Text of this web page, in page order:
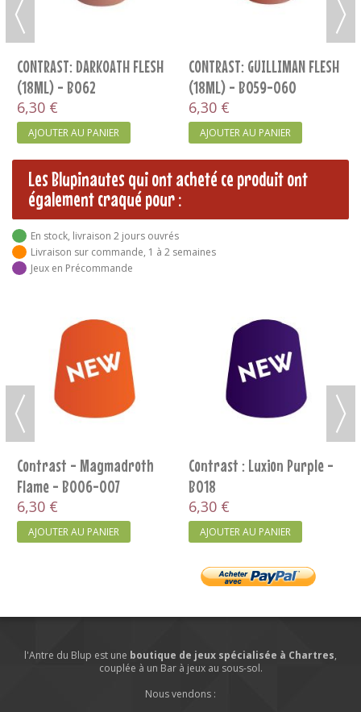
Les Blupinautes qui ont acheté ce produit ont
également craqué pour :
En stock, livraison 2 jours ouvrés
Livraison sur commande, 1 à 2 semaines
Jeux en Précommande
Purple -
[Army Painter] Mixing Balls
AJOUTER AU PANIER
Yriel Yellow - B170
AJOUTER AU PANIER
l'Antre du Blup est une boutique de jeux spécialisée à Chartres,
couplée à un Bar à jeux au sous-sol.
Nous vendons :